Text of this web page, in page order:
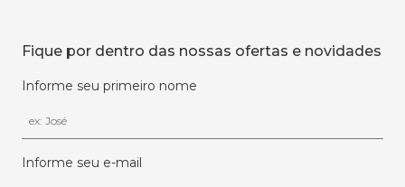
Fique por dentro das nossas ofertas e novidades
Informe seu primeiro nome
Informe seu e-mail